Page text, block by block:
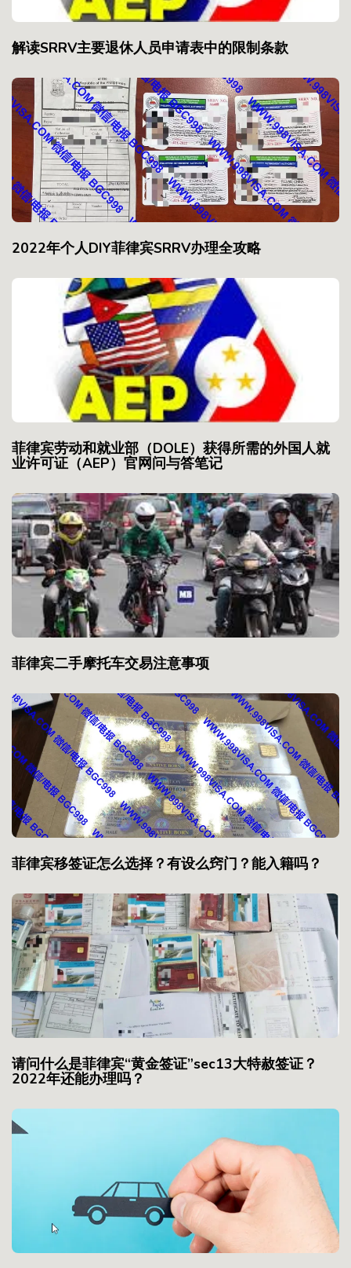
解读SRRV主要退休人员申请表中的限制条款
2022年个人DIY菲律宾SRRV办理全攻略
菲律宾劳动和就业部（DOLE）获得所需的外国人就
业许可证（AEP）官网问与答笔记
菲律宾二手摩托车交易注意事项
菲律宾移签证怎么选择？有设么窍门？能入籍吗？
请问什么是菲律宾“黄金签证”sec13大特赦签证？
2022年还能办理吗？